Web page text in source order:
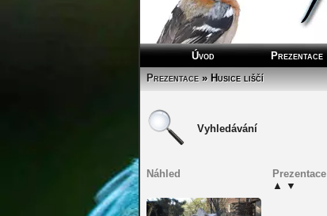
Úvod Prezentace
Prezentace» Husice liščí
Vyhledávání
Náhled
Prezentace
▲ ▼